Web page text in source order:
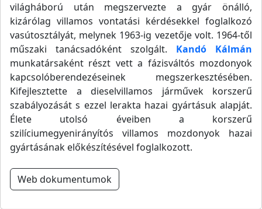
világháború után megszervezte a gyár önálló,
kizárólag villamos vontatási kérdésekkel foglalkozó
vasútosztályát, melynek 1963-ig vezetője volt. 1964-től
műszaki tanácsadóként szolgált. Kandó Kálmán
munkatársaként részt vett a fázisváltós mozdonyok
kapcsolóberendezéseinek megszerkesztésében.
Kifejlesztette a dieselvillamos járművek korszerű
szabályozását s ezzel lerakta hazai gyártásuk alapját.
Élete utolsó éveiben a korszerű
szilíciumegyenirányítós villamos mozdonyok hazai
gyártásának előkészítésével foglalkozott.
Web dokumentumok